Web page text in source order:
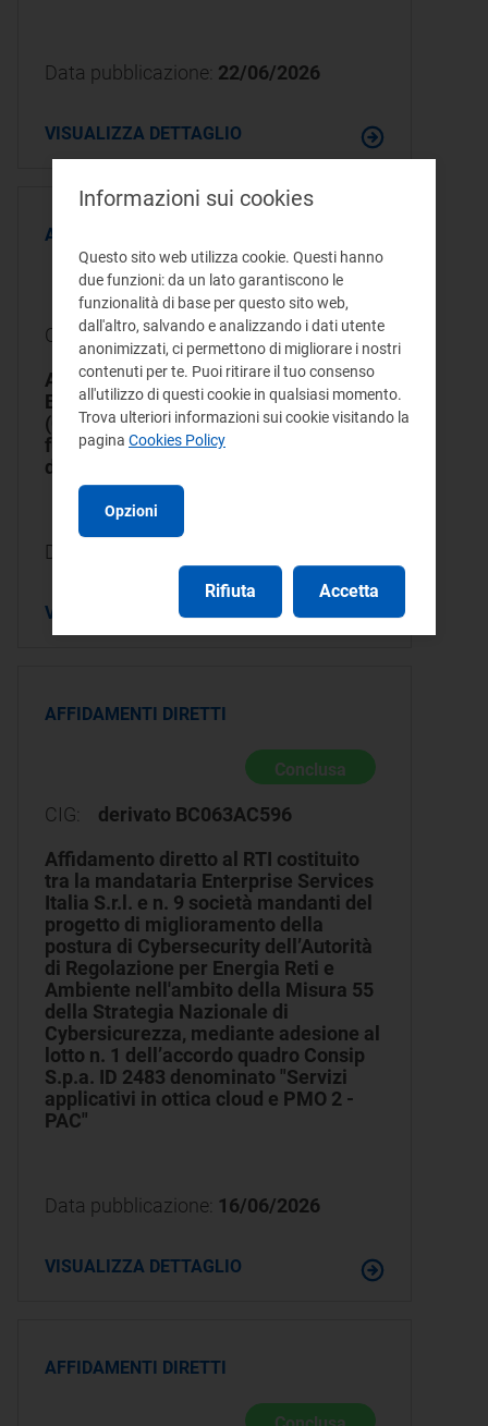
Data pubblicazione: 22/06/2026
VISUALIZZA DETTAGLIO
AFFIDAMENTI DIRETTI
Conclusa
CIG:
BC17034EEB
Affidamento diretto al Consiglio
Europeo dei Regolatori dell'Energia
(CEER) per la partecipazione di un
funzionario della Direzione DSME
dell'Autorità ad un corso di formazione
Data pubblicazione:
VISUALIZZA DETTAGLIO
AFFIDAMENTI DIRETTI
Conclusa
CIG:
derivato BC063AC596
Affidamento diretto al RTI costituito
tra la mandataria Enterprise Services
Italia S.r.l. e n. 9 società mandanti del
progetto di miglioramento della
postura di Cybersecurity dell’Autorità
di Regolazione per Energia Reti e
Ambiente nell'ambito della Misura 55
della Strategia Nazionale di
Cybersicurezza, mediante adesione al
lotto n. 1 dell’accordo quadro Consip
S.p.a. ID 2483 denominato "Servizi
applicativi in ottica cloud e PMO 2 -
PAC"
Data pubblicazione: 16/06/2026
VISUALIZZA DETTAGLIO
AFFIDAMENTI DIRETTI
Informazioni sui cookies
Questo sito web utilizza cookie. Questi hanno
due funzioni: da un lato garantiscono le
funzionalità di base per questo sito web,
dall'altro, salvando e analizzando i dati utente
anonimizzati, ci permettono di migliorare i nostri
contenuti per te. Puoi ritirare il tuo consenso
all'utilizzo di questi cookie in qualsiasi momento.
Trova ulteriori informazioni sui cookie visitando la
pagina Cookies Policy
Opzioni
Rifiuta Accetta